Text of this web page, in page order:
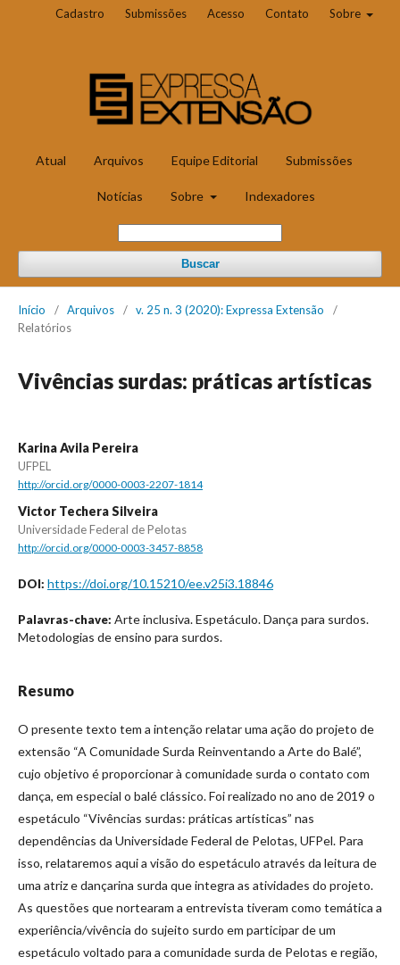
Atual Arquivos Equipe Editorial Submissões
Notícias Sobre Indexadores
Buscar
Cadastro Submissões Acesso Contato Sobre
Início / Arquivos / v. 25 n. 3 (2020): Expressa Extensão
/
Relatórios
Vivências surdas: práticas artísticas
Karina Avila Pereira
UFPEL
http://orcid.org/0000-0003-2207-1814
Victor Techera Silveira
Universidade Federal de Pelotas
http://orcid.org/0000-0003-3457-8858
DOI: https://doi.org/10.15210/ee.v25i3.18846
Palavras-chave: Arte inclusiva. Espetáculo. Dança para surdos.
Metodologias de ensino para surdos.
Resumo
O presente texto tem a intenção relatar uma ação do projeto de
extensão “A Comunidade Surda Reinventando a Arte do Balé”,
cujo objetivo é proporcionar à comunidade surda o contato com
dança, em especial o balé clássico. Foi realizado no ano de 2019 o
espetáculo “Vivências surdas: práticas artísticas” nas
dependências da Universidade Federal de Pelotas, UFPel. Para
isso, relataremos aqui a visão do espetáculo através da leitura de
uma atriz e dançarina surda que integra as atividades do projeto.
As questões que nortearam a entrevista tiveram como temática a
experiência/vivência do sujeito surdo em participar de um
espetáculo voltado para a comunidade surda de Pelotas e região,